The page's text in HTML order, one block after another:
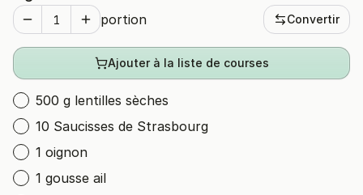
portion Convertir
Ajouter à la liste de courses
500 g lentilles sèches
10 Saucisses de Strasbourg
1 oignon
1 gousse ail